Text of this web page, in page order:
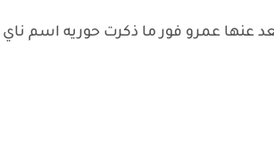
عنها عمرو فور ما ذكرت حوريه اسم ناي